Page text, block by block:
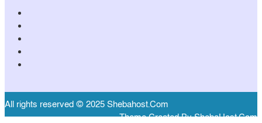
All rights reserved © 2025 Shebahost.Com
Theme Created By ShebaHost.Com